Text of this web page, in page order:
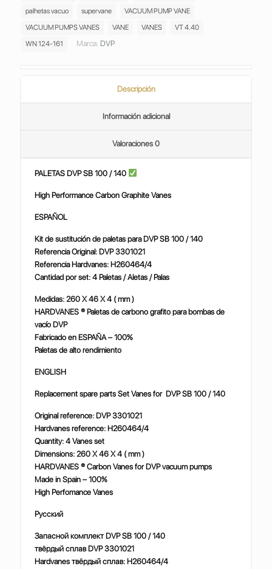
palhetas vacuo
supervane
VACUUM PUMP VANE
VACUUM PUMPS VANES
VANE VANES
VT 4.40
WN 124-161
Marca: DVP
Descripción
Información adicional
Valoraciones 0
PALETAS DVP SB 100 / 140
High Performance Carbon Graphite Vanes
ESPAÑOL
Kit de sustitución de paletas para DVP SB 100 / 140
Referencia Original: DVP 3301021
Referencia Hardvanes: H260464/4
Cantidad por set: 4 Paletas / Aletas / Palas
Medidas: 260 X 46 X 4 ( mm )
HARDVANES ® Paletas de carbono grafito para bombas de
vacío DVP
Fabricado en ESPAÑA – 100%
Paletas de alto rendimiento
ENGLISH
Replacement spare parts Set Vanes for DVP SB 100 / 140
Original reference: DVP 3301021
Hardvanes reference: H260464/4
Quantity: 4 Vanes set
Dimensions: 260 X 46 X 4 ( mm )
HARDVANES ® Carbon Vanes for DVP vacuum pumps
Made in Spain – 100%
High Perfomance Vanes
Русский
Запасной комплект DVP SB 100 / 140
твёрдый сплав DVP 3301021
Hardvanes твёрдый сплав: H260464/4